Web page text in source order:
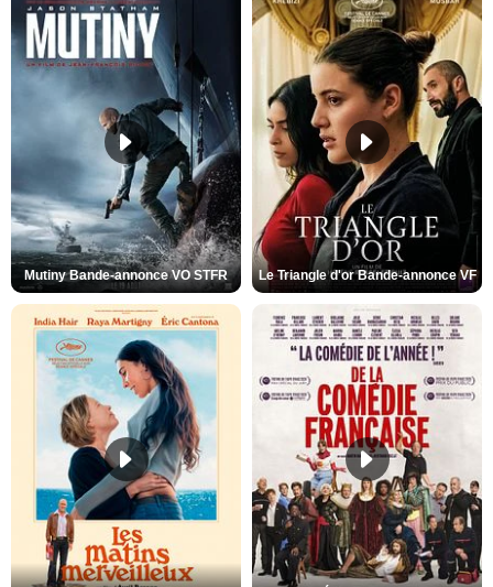
Mutiny Bande-annonce VO STFR Le Triangle d'or Bande-annonce VF